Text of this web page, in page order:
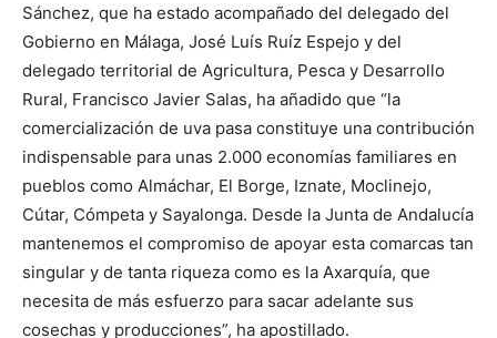
Sánchez, que ha estado acompañado del delegado del
Gobierno en Málaga, José Luís Ruíz Espejo y del
delegado territorial de Agricultura, Pesca y Desarrollo
Rural, Francisco Javier Salas, ha añadido que “la
comercialización de uva pasa constituye una contribución
indispensable para unas 2.000 economías familiares en
pueblos como Almáchar, El Borge, Iznate, Moclinejo,
Cútar, Cómpeta y Sayalonga. Desde la Junta de Andalucía
mantenemos el compromiso de apoyar esta comarcas tan
singular y de tanta riqueza como es la Axarquía, que
necesita de más esfuerzo para sacar adelante sus
cosechas y producciones”, ha apostillado.